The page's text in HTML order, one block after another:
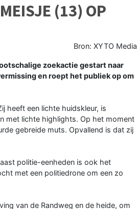
(13) OP
Bron: XYTO Media
zoekactie gestart naar
en roept het publiek op om
heeft een lichte huidskleur, is
met lichte highlights. Op het moment
gebreide muts. Opvallend is dat zij
politie-eenheden is ook het
met een politiedrone om een zo
van de Randweg en de heide, om